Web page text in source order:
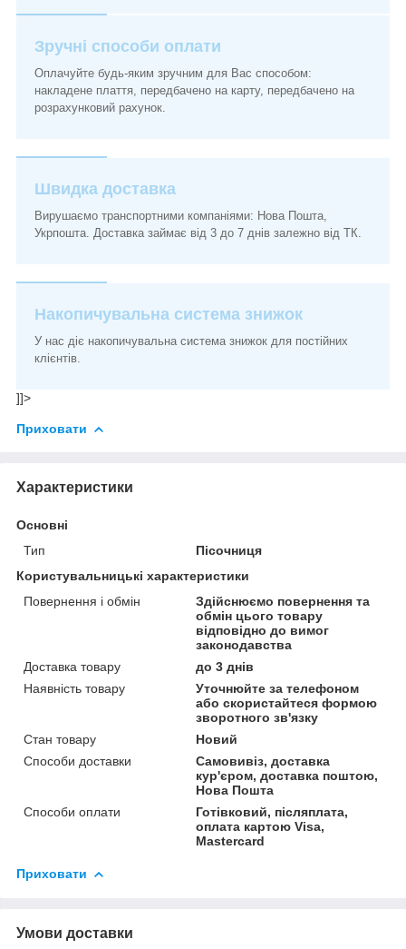
Зручні способи оплати
Оплачуйте будь-яким зручним для Вас способом:
накладене плаття, передбачено на карту, передбачено на
розрахунковий рахунок.
Швидка доставка
Вирушаємо транспортними компаніями: Нова Пошта,
Укрпошта. Доставка займає від 3 до 7 днів залежно від ТК.
Накопичувальна система знижок
У нас діє накопичувальна система знижок для постійних
клієнтів.
]]>
Приховати
Характеристики
Основні
Тип
Пісочниця
Користувальницькі характеристики
Повернення і обмін
Здійснюємо повернення та
обмін цього товару
відповідно до вимог
законодавства
Доставка товару
до 3 днів
Наявність товару
Уточнюйте за телефоном
або скористайтеся формою
зворотного зв'язку
Стан товару
Новий
Способи доставки
Самовивіз, доставка
кур'єром, доставка поштою,
Нова Пошта
Способи оплати
Готівковий, післяплата,
оплата картою Visa,
Mastercard
Приховати
Умови доставки